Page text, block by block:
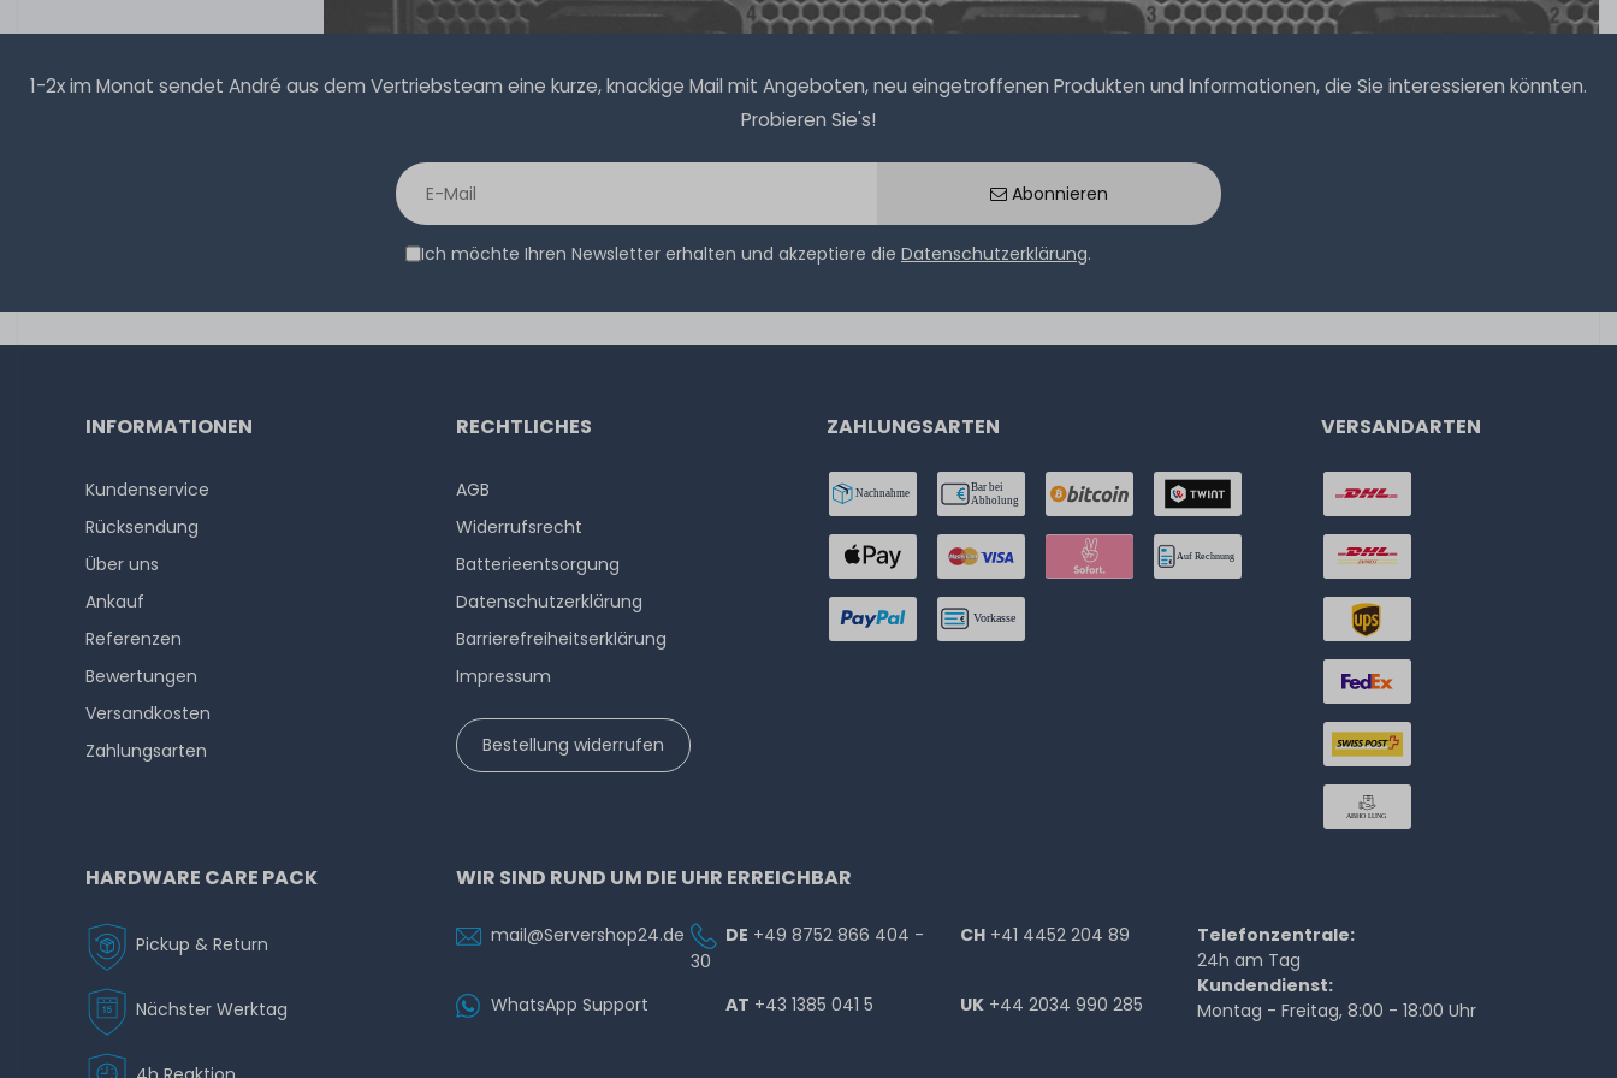
1-2x im Monat sendet André aus dem Vertriebsteam eine kurze, knackige Mail mit Angeboten, neu eingetroffenen Produkten und Informationen, die Sie interessieren könnten.
Probieren Sie's!
Abonnieren
Ich möchte Ihren Newsletter erhalten und akzeptiere die Datenschutzerklärung.
INFORMATIONEN
Kundenservice
Rücksendung
Über uns
Ankauf
Referenzen
Bewertungen
Versandkosten
Zahlungsarten
RECHTLICHES
AGB
Widerrufs­recht
Batterieentsorgung
Datenschutzerklärung
Barrierefreiheitserklärung
Impressum
Bestellung widerrufen
ZAHLUNGSARTEN VERSANDARTEN
HARDWARE CARE PACK
Pickup & Return
Nächster Werktag
WIR SIND RUND UM DIE UHR ERREICHBAR
mail@Servershop24.de DE +49 8752 866 404 -
30
CH +41 4452 204 89
WhatsApp Support AT +43 1385 041 5 UK +44 2034 990 285
Telefonzentrale:
24h am Tag
Kundendienst:
Montag - Freitag, 8:00 - 18:00 Uhr